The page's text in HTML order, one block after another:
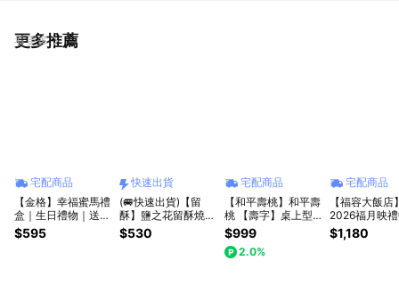
更多推薦
看更多
宅配商品
【金格】幸福蜜馬禮
盒｜生日禮物｜送禮
推薦｜感謝禮
$595
快速出貨
(🚐快速出貨)【留
酥】鹽之花留酥燒禮
盒6入｜感謝禮、日
常送禮
$530
宅配商品
【和平壽桃】和平壽
桃 【壽字】桌上型
壽桃塔 慶生壽桃 台
灣人的生日蛋糕
$999
2.0%
宅配商品
【福容大飯店
2026福月映
月餅禮盒(6入
牌提袋)|拾貳
$1,180